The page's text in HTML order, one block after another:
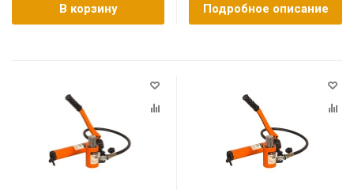
В корзину Подробное описание